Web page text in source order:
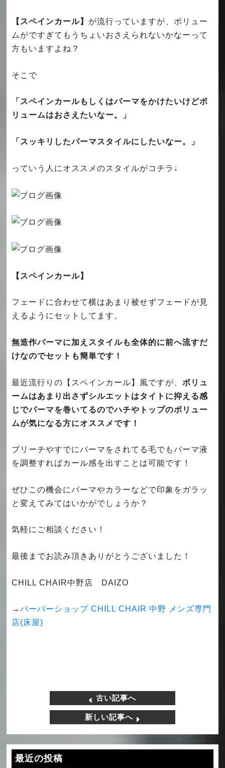
【スペインカール】 が流行っていますが、ボリュー
ムがですぎてもうちょいおさえられないかなーって
方もいますよね？
そこで
「スペインカールもしくはパーマをかけたいけどボ
リュームはおさえたいなー。」
「スッキリしたパーマスタイルにしたいなー。」
っていう人にオススメのスタイルがコチラ↓
【スペインカール】
フェードに合わせて横はあまり被せずフェードが見
えるようにセットしてます。
無造作パーマに加えスタイルも全体的に前へ流すだ
けなのでセットも簡単です！
最近流行りの【スペインカール】風ですが、ボリュ
ームはあまり出さずシルエットはタイトに抑える感
じでパーマを巻いてるのでハチやトップのボリュー
ムが気になる方にオススメです！
ブリーチやすでにパーマをされてる毛でもパーマ液
を調整すればカール感を出すことは可能です！
ぜひこの機会にパーマやカラーなどで印象をガラッ
と変えてみてはいかがでしょうか？
気軽にご相談ください！
最後までお読み頂きありがとうございました！
CHILL CHAIR中野店 DAIZO
→バーバーショップ CHILL CHAIR 中野 メンズ専門
店(床屋)
古い記事へ
新しい記事へ
最近の投稿